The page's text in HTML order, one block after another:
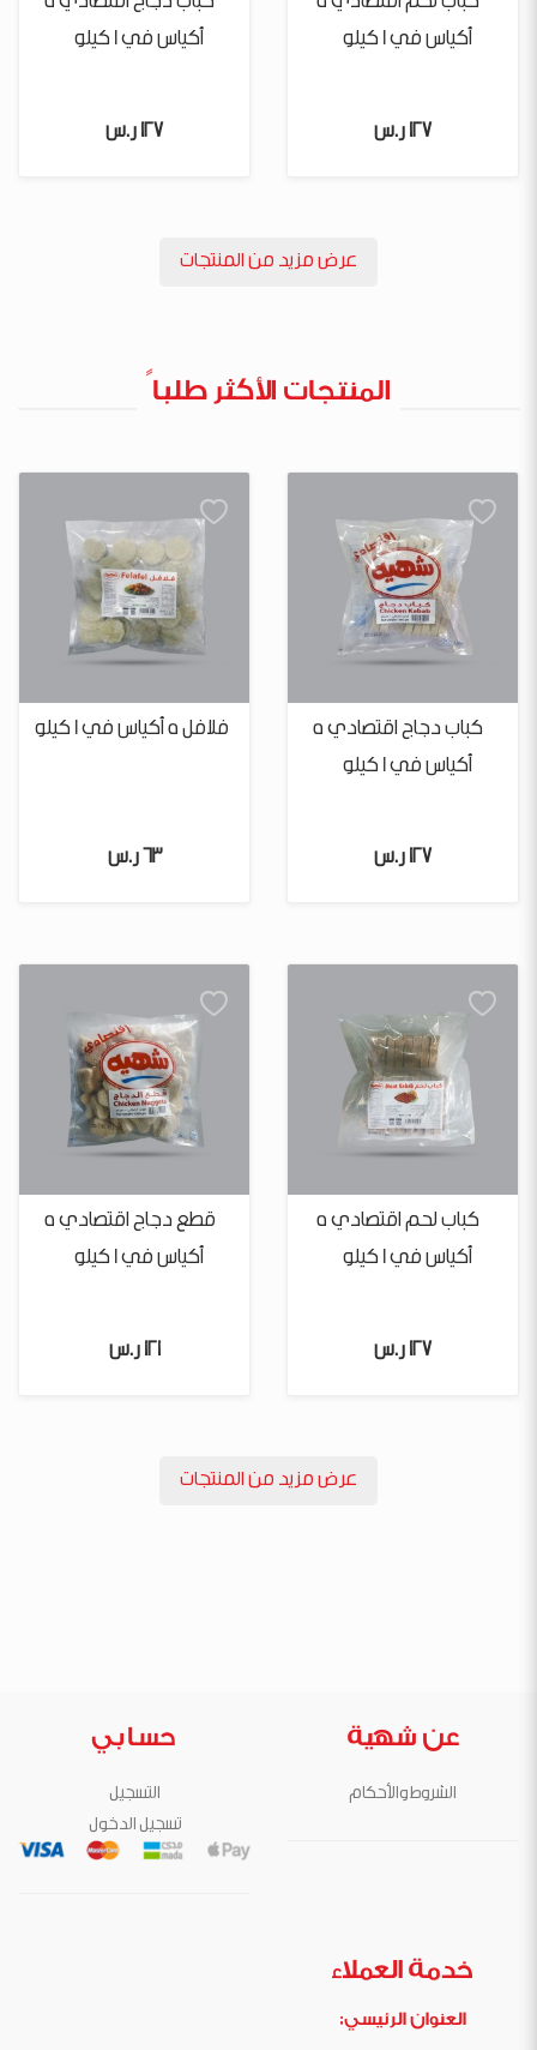
أكياس في 1 كيلو
127 ر.س
أكياس في 1 كيلو
127 ر.س
عرض مزيد من المنتجات
المنتجات الأكثر طلباً
كباب دجاج اقتصادي 5
أكياس في 1 كيلو
127 ر.س
فلافل 5 أكياس في 1 كيلو
63 ر.س
كباب لحم اقتصادي 5
أكياس في 1 كيلو
127 ر.س
قطع دجاج اقتصادي 5
أكياس في 1 كيلو
121 ر.س
عرض مزيد من المنتجات
عن شهية
الشروط والأحكام
حسابي
التسجيل
تسجيل الدخول
خدمة العملاء
العنوان الرئيسي: